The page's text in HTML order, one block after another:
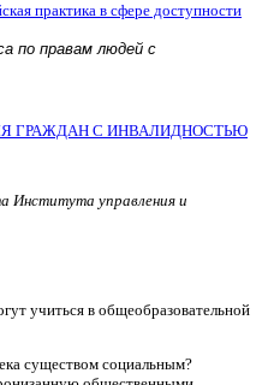
практика в сфере доступности
по правам людей с
ГРАЖДАН С ИНВАЛИДНОСТЬЮ
Института управления и
учиться в общеобразовательной
существом социальным?